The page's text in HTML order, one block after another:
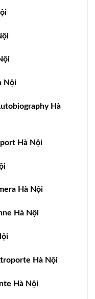
Nội
Hà
Hà Nội
Hà Nội
Hà Nội
Hà Nội
Hà Nội